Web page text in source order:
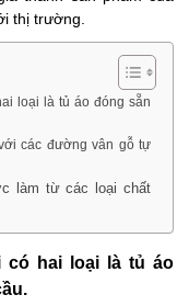
thị trường.
loại là tủ áo đóng sẵn
các đường vân gỗ tự
làm từ các loại chất
có hai loại là tủ áo